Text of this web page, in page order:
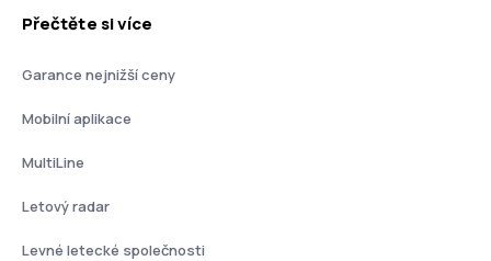
Přečtěte si více
Garance nejnižší ceny
Mobilní aplikace
MultiLine
Letový radar
Levné letecké společnosti